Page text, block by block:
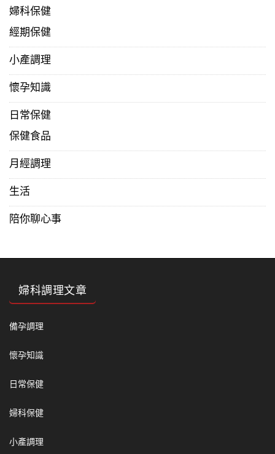
婦科保健
經期保健
小產調理
懷孕知識
日常保健
保健食品
月經調理
生活
陪你聊心事
婦科調理文章
備孕調理
懷孕知識
日常保健
婦科保健
小產調理